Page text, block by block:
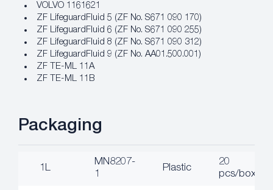
VOLVO 1161621
ZF LifeguardFluid 5 (ZF No. S671 090 170)
ZF LifeguardFluid 6 (ZF No. S671 090 255)
ZF LifeguardFluid 8 (ZF No. S671 090 312)
ZF LifeguardFluid 9 (ZF No. AA01.500.001)
ZF TE-ML 11A
ZF TE-ML 11B
Packaging
1L
MN8207-
1
Plastic
20
pcs/box